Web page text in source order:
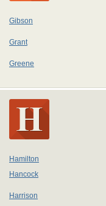
Gibson
Grant
Greene
Hamilton
Hancock
Harrison